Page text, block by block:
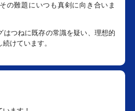
の難題にいつも真剣に向き合いま
はつねに既存の常識を疑い、理想的
けています。